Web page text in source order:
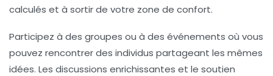
calculés et à sortir de votre zone de confort.
Participez à des groupes ou à des événements où vous
pouvez rencontrer des individus partageant les mêmes
idées. Les discussions enrichissantes et le soutien